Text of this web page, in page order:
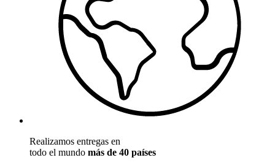
Realizamos entregas en
todo el mundo más de 40 países